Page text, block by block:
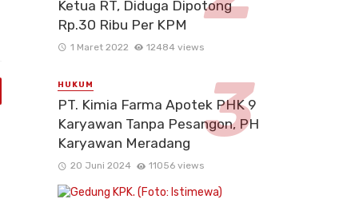
Ketua RT, Diduga Dipotong
Rp.30 Ribu Per KPM
1 Maret 2022 12484 views
HUKUM
PT. Kimia Farma Apotek PHK 9
Karyawan Tanpa Pesangon, PH
Karyawan Meradang
20 Juni 2024 11056 views